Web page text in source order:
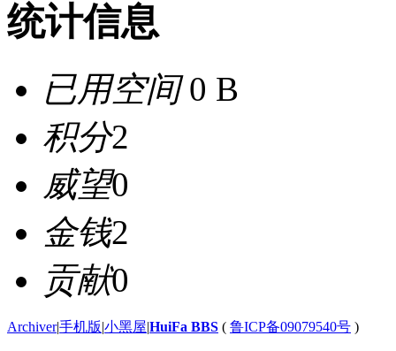
统计信息
已用空间0 B
积分2
威望0
金钱2
贡献0
Archiver|手机版|小黑屋|HuiFa BBS ( 鲁ICP备09079540号 )